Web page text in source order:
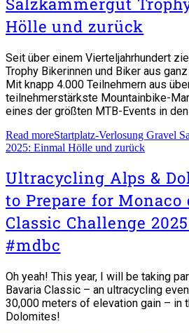
Hölle und zurück
Seit über einem Vierteljahrhundert
Trophy Bikerinnen und Biker aus
Mit knapp 4.000 Teilnehmern aus
teilnehmerstärkste Mountainbike-
eines der größten MTB-Events in
Read moreStartplatz-Verlosung Gravel
2025: Einmal Hölle und zurück
Ultracycling Alps &
to Prepare for Monaco
Classic Challenge
#mdbc
Oh yeah! This year, I will be taking
Bavaria Classic – an ultracycling
30,000 meters of elevation gain – in
Dolomites!